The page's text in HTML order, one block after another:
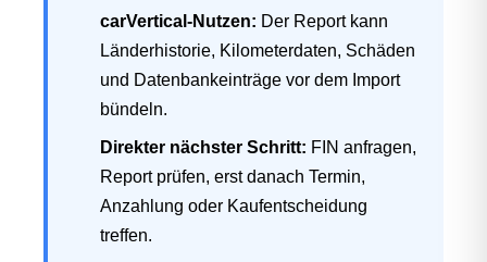
carVertical-Nutzen: Der Report kann
Länderhistorie, Kilometerdaten, Schäden
und Datenbankeinträge vor dem Import
bündeln.
Direkter nächster Schritt: FIN anfragen,
Report prüfen, erst danach Termin,
Anzahlung oder Kaufentscheidung
treffen.